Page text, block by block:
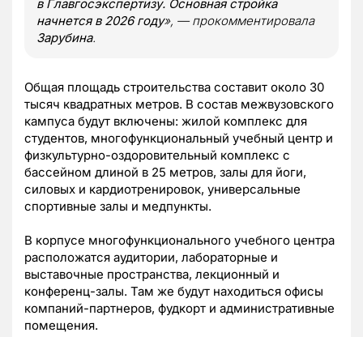
в Главгосэкспертизу. Основная стройка
начнется в 2026 году», — прокомментировала
Зарубина.
Общая площадь строительства составит около 30
тысяч квадратных метров. В состав межвузовского
кампуса будут включены: жилой комплекс для
студентов, многофункциональный учебный центр и
физкультурно-оздоровительный комплекс с
бассейном длиной в 25 метров, залы для йоги,
силовых и кардиотренировок, универсальные
спортивные залы и медпункты.
В корпусе многофункционального учебного центра
расположатся аудитории, лабораторные и
выставочные пространства, лекционный и
конференц-залы. Там же будут находиться офисы
компаний-партнеров, фудкорт и административные
помещения.